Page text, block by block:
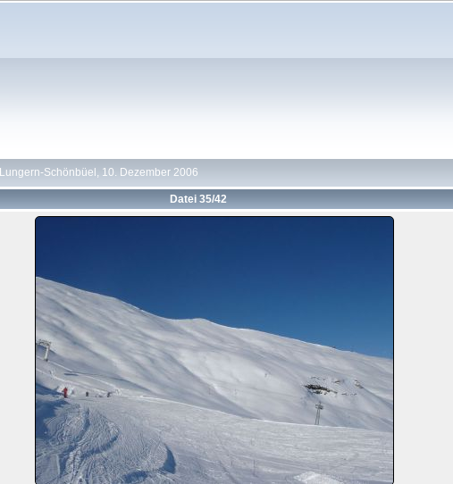
Lungern-Schönbüel, 10. Dezember 2006
Datei 35/42